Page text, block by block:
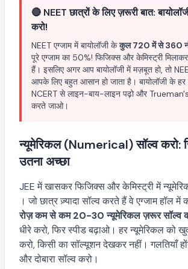
🔴 NEET छात्रों के लिए ज़रूरी बात:
करो!
NEET एग्जाम में बायोलॉजी केकुल 720 में से 360
पूरे एग्जाम का 50%! फिजिक्स और केमिस्ट्री
हैं। इसलिए अगर आप बायोलॉजी में मज़बूत हो, तो
आपके लिए बहुत आसान हो जाता है। बायोलॉजी के हर
NCERT से लाइन-बाय-लाइन पढ़ो और
करते जाओ।
न्यूमेरिकल (Numerical) सॉल्व करो:
उतना अच्छा
JEE में खासकर फिजिक्स और केमिस्ट्री में
। जो छात्र ज़्यादा सॉल्व करते हैं वे एग्जाम हॉल
रोज़ कम से कम 20-30 न्यूमेरिकल ज़रूर सॉल्व
धीरे करो, फिर स्पीड बढ़ाओ। हर न्यूमेरिकल को
करो, किसी का सॉल्यूशन देखकर नहीं। गलतियाँ
और दोबारा सॉल्व करो।